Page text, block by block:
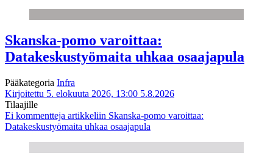
Skanska-pomo varoittaa:
Datakeskustyömaita uhkaa osaajapula
Pääkategoria Infra
Kirjoitettu 5. elokuuta 2026, 13:00 5.8.2026
Tilaajille
Ei kommentteja artikkeliin Skanska-pomo varoittaa:
Datakeskustyömaita uhkaa osaajapula